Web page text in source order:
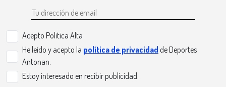
Acepto Politica Alta
He leído y acepto la política de privacidad de Deportes
Antonan.
Estoy interesado en recibir publicidad.